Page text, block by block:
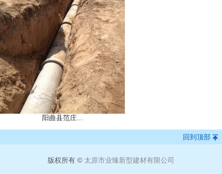
阳曲县范庄...
回到顶部
版权所有 © 太原市业臻新型建材有限公司